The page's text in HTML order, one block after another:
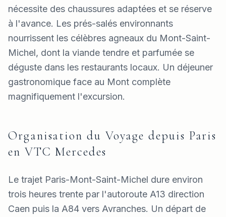
nécessite des chaussures adaptées et se réserve
à l'avance. Les prés-salés environnants
nourrissent les célèbres agneaux du Mont-Saint-
Michel, dont la viande tendre et parfumée se
déguste dans les restaurants locaux. Un déjeuner
gastronomique face au Mont complète
magnifiquement l'excursion.
Organisation du Voyage depuis Paris
en VTC Mercedes
Le trajet Paris-Mont-Saint-Michel dure environ
trois heures trente par l'autoroute A13 direction
Caen puis la A84 vers Avranches. Un départ de